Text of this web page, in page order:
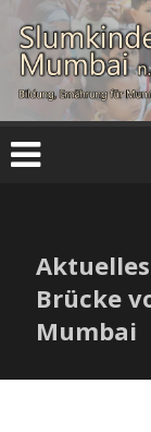
Inhalt
springen
Sl
u
e
r
hi
lf
e
M
Brücke
Mumbai